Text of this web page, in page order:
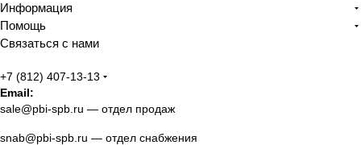
Информация
Помощь
Связаться с нами
+7 (812) 407-13-13
Email:
sale@pbi-spb.ru — отдел продаж
snab@pbi-spb.ru — отдел снабжения